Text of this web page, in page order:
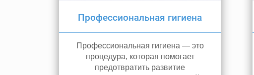
Профессиональная гигиена
Профессиональная гигиена — это
процедура, которая помогает
предотвратить развитие